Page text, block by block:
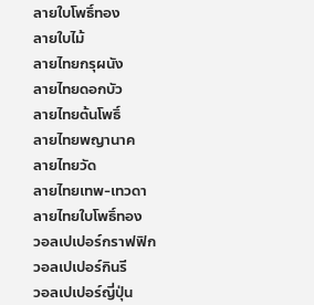
ลายใบโพธิ์ทอง
ลายใบไม้
ลายไทยกรุผนัง
ลายไทยดอกบัว
ลายไทยต้นโพธิ์
ลายไทยพญานาค
ลายไทยวัด
ลายไทยเทพ-เทวดา
ลายไทยใบโพธิ์ทอง
วอลเปเปอร์กราฟฟิก
วอลเปเปอร์กินรี
วอลเปเปอร์ญี่ปุ่น